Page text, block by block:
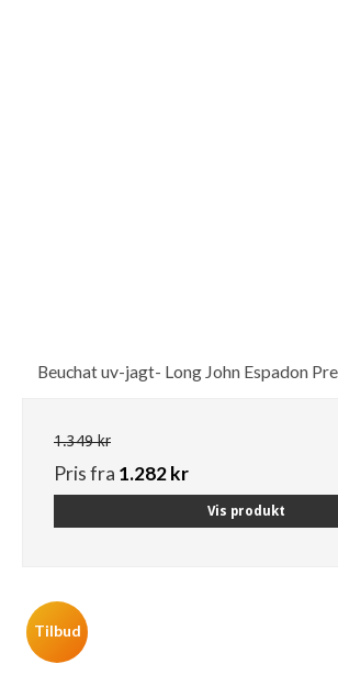
Beuchat uv-jagt- Long John Espadon
1.349 kr
Pris fra 1.282 kr
Vis produkt
Tilbud